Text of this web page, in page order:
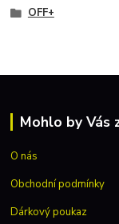
OFF+
Mohlo by Vás
O nás
Obchodní podmínky
Dárkový poukaz